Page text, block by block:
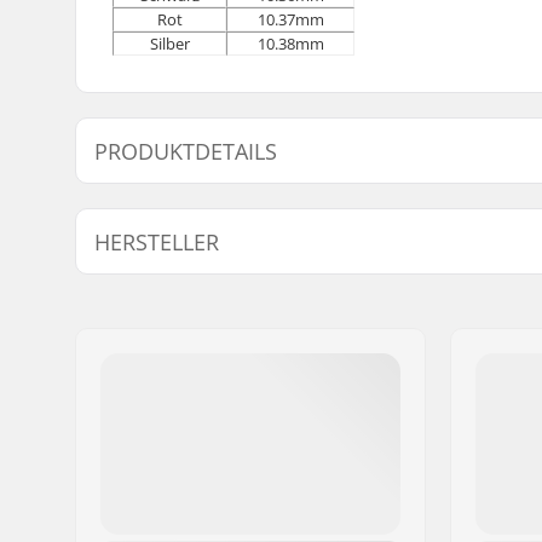
Rot
10.37mm
Silber
10.38mm
PRODUKTDETAILS
Kugellager-Präzision:
Not
Kugellagertyp:
HERSTELLER